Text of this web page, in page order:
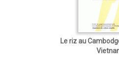
Le riz au